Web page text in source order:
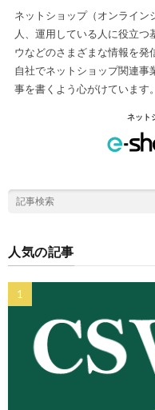
ネットショップ（オンライン
人、運用している人に役立
ウなどのさまざまな情報を発
自社でネットショップ関連事
事を書くよう心がけています。
ネット
人気の記事